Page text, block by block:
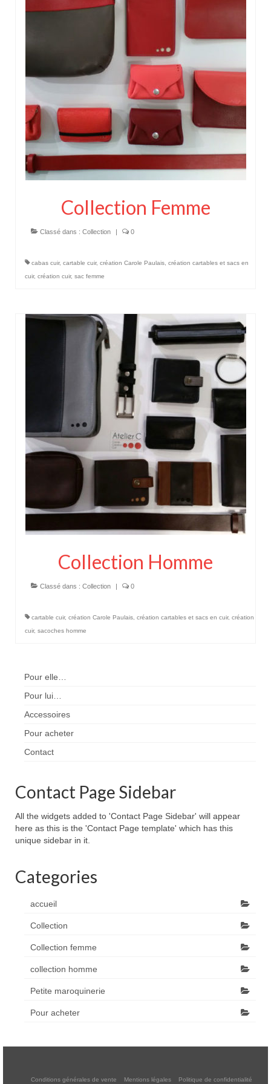
Pour acheter
Collection Femme
Classé dans : Collection | 0
cabas cuir, cartable cuir, création Carole Paulais création cartables et sacs en
cuir, création cuir, sac femme
Collection Homme
Classé dans : Collection | 0
cartable cuir, création Carole Paulais création cartables et sacs en cuir, création
cuir, sacoches homme
Pour elle…
Pour lui…
Accessoires
Pour acheter
Contact
Contact Page Sidebar
All the widgets added to 'Contact Page Sidebar' will appear
here as this is the 'Contact Page template' which has this
unique sidebar in it.
Categories
accueil
Collection
Collection femme
collection homme
Petite maroquinerie
Pour acheter
Conditions générales de vente Mentions légales Politique de confidentialité